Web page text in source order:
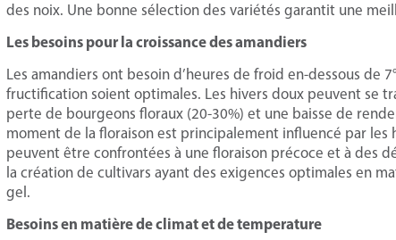
des noix. Une bonne sélection des variétés garantit une
Les besoins pour la croissance des amandiers
Les amandiers ont besoin d’heures de froid en-dessous de
fructification soient optimales. Les hivers doux peuvent se
perte de bourgeons floraux (20-30%) et une baisse de
moment de la floraison est principalement influencé par
peuvent être confrontées à une floraison précoce et à des
la création de cultivars ayant des exigences optimales en
gel.
Besoins en matière de climat et de temperature